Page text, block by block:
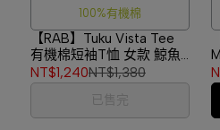
100%有機棉
【RAB】Tuku Vista Tee
有機棉短袖T恤 女款 鯨魚
灰 #QCC17
NT$1,240NT$1,380
已售完